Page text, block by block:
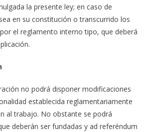
la presente ley; en caso de
en su constitución o transcurrido los
el reglamento interno tipo, que deberá
no podrá disponer modificaciones
establecida reglamentariamente
al trabajo. No obstante se podrá
deberán ser fundadas y ad referéndum